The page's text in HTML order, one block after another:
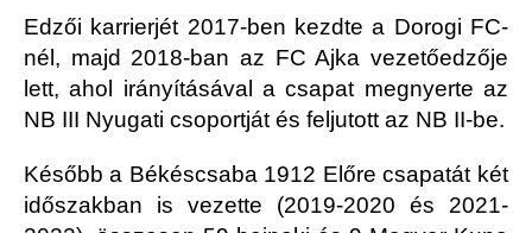
Edzői karrierjét 2017-ben kezdte a Dorogi FC-
nél, majd 2018-ban az FC Ajka vezetőedzője
lett, ahol irányításával a csapat megnyerte az
NB III Nyugati csoportját és feljutott az NB II-be.
Később a Békéscsaba 1912 Előre csapatát két
időszakban is vezette (2019-2020 és 2021-